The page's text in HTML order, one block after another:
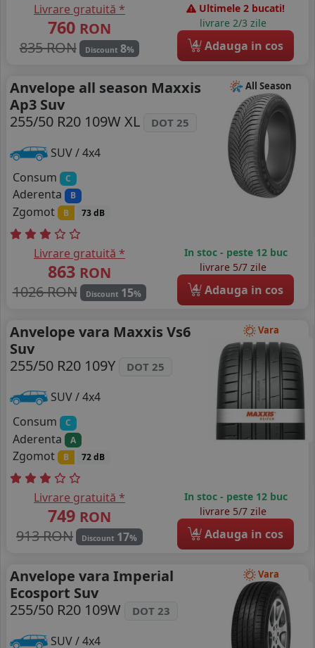
Livrare gratuită *
760 RON
835 RON
Discount 8%
Ultimele 2 bucati!
livrare 2/3 zile
4 Adauga in cos
All Season
Anvelope all season Maxxis
Ap3 Suv
255/50 R20 109W XL
DOT 25
SUV / 4x4
Consum
C
Aderenta B
Zgomot B 73 dB
Livrare gratuită *
863 RON
1026 RON
Discount 15%
In stoc - peste 12 buc
livrare 5/7 zile
4 Adauga in cos
Vara
Anvelope vara Maxxis Vs6
Suv
255/50 R20 109Y
DOT 25
SUV / 4x4
Consum
C
Aderenta A
Zgomot B 72 dB
Livrare gratuită *
749 RON
913 RON
Discount 17%
In stoc - peste 12 buc
livrare 5/7 zile
4 Adauga in cos
Vara
Anvelope vara Imperial
Ecosport Suv
255/50 R20 109W
DOT 23
SUV / 4x4